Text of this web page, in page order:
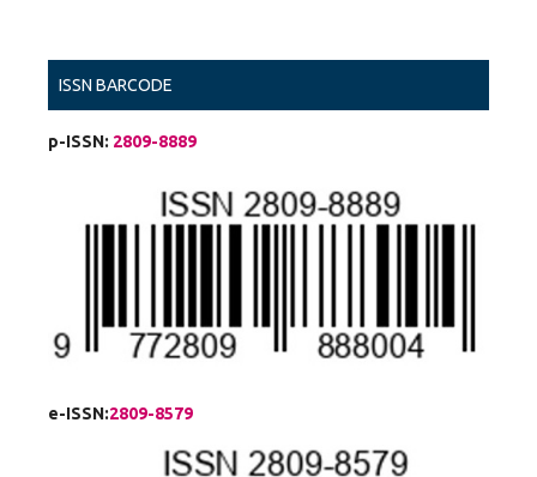
ISSN BARCODE
p-ISSN: 2809-8889
e-ISSN:2809-8579